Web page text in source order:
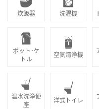
炊飯器 洗濯機
ポット･ケ
トル
空気清浄機
温水洗浄便
座
洋式トイレ